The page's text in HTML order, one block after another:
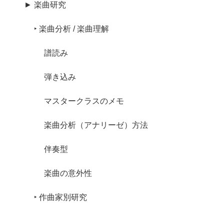
► 楽曲研究
‣ 楽曲分析 / 楽曲理解
譜読み
弾き込み
マスタークラスのメモ
楽曲分析（アナリーゼ）方法
伴奏型
楽曲の意外性
‣ 作曲家別研究